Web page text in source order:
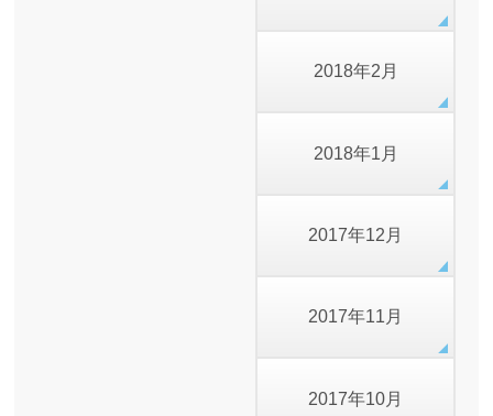
2018年2月
2018年1月
2017年12月
2017年11月
2017年10月